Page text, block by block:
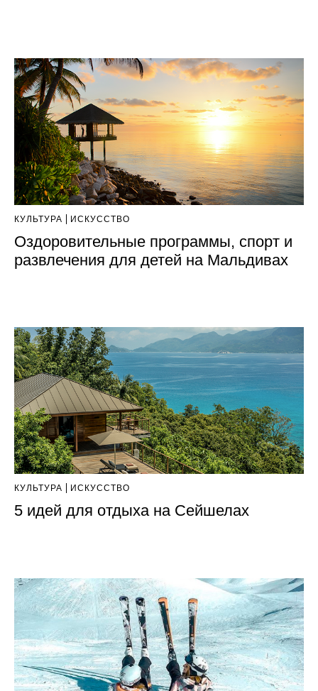
КУЛЬТУРА ИСКУССТВО
Оздоровительные программы, спорт и
развлечения для детей на Мальдивах
КУЛЬТУРА ИСКУССТВО
5 идей для отдыха на Сейшелах